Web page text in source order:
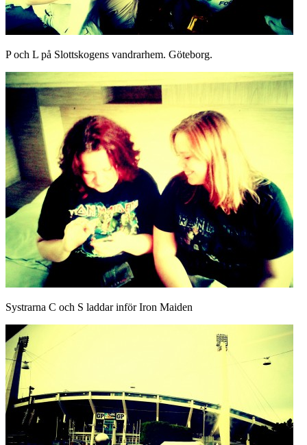
P och L på Slottskogens vandrarhem. Göteborg.
Systrarna C och S laddar inför Iron Maiden